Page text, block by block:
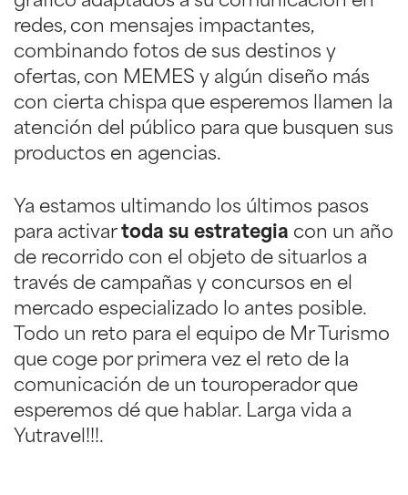
redes, con mensajes impactantes,
combinando fotos de sus destinos y
ofertas, con MEMES y algún diseño más
con cierta chispa que esperemos llamen la
atención del público para que busquen sus
productos en agencias.
Ya estamos ultimando los últimos pasos
para activar toda su estrategia con un año
de recorrido con el objeto de situarlos a
través de campañas y concursos en el
mercado especializado lo antes posible.
Todo un reto para el equipo de Mr Turismo
que coge por primera vez el reto de la
comunicación de un touroperador que
esperemos dé que hablar. Larga vida a
Yutravel!!!.